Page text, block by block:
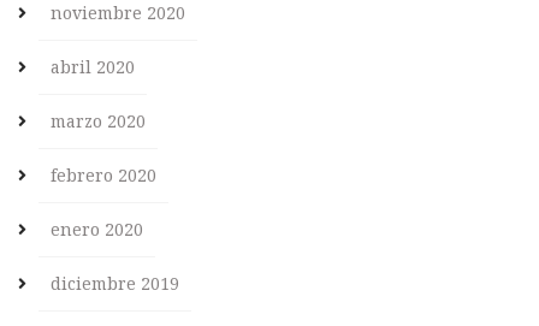
noviembre 2020
abril 2020
marzo 2020
febrero 2020
enero 2020
diciembre 2019